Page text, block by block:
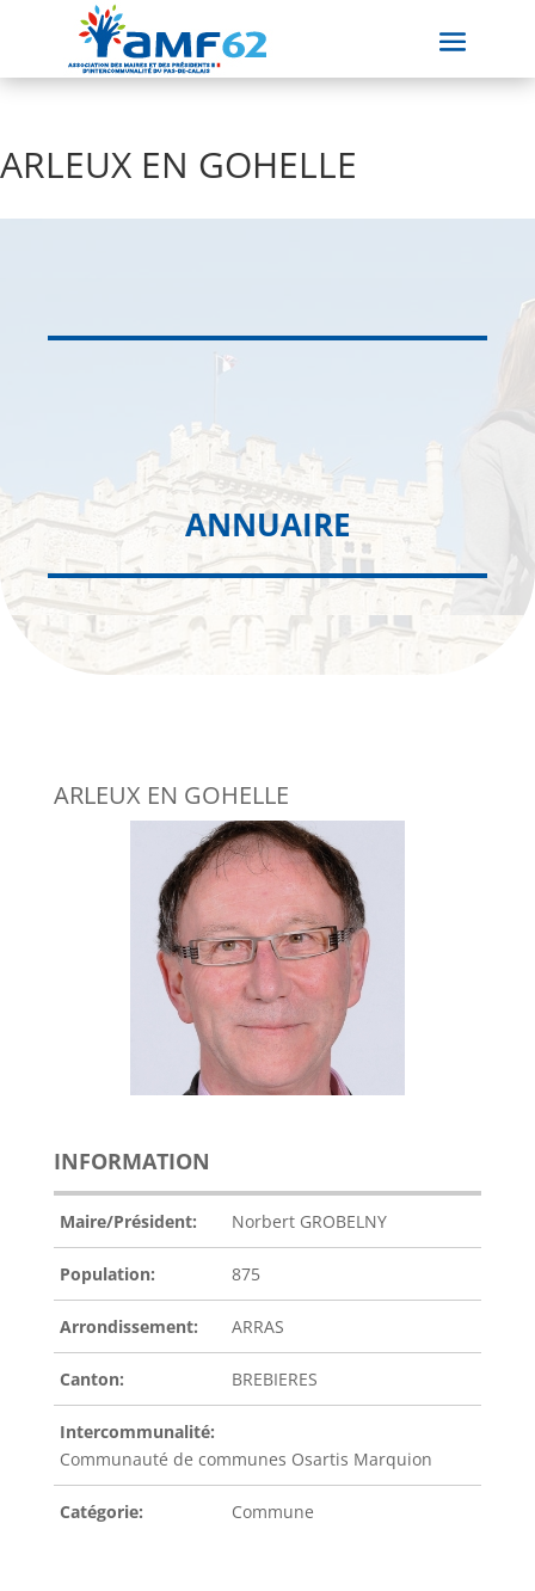
ARLEUX EN GOHELLE
ANNUAIRE
ARLEUX EN GOHELLE
INFORMATION
Maire/Président: Norbert GROBELNY
Population: 875
Arrondissement: ARRAS
Canton: BREBIERES
Intercommunalité:
Communauté de communes Osartis Marquion
Catégorie: Commune